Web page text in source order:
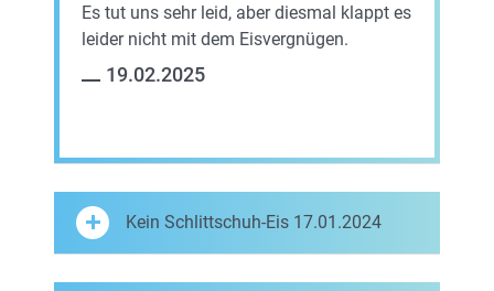
Es tut uns sehr leid, aber diesmal klappt es
leider nicht mit dem Eisvergnügen.
19.02.2025
Kein Schlittschuh-Eis 17.01.2024